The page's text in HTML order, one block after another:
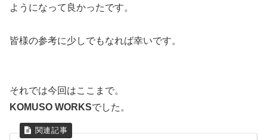
ようになって良かったです。
皆様の参考に少しでもなれば幸いです。
それでは今回はここまで。
KOMUSO WORKSでした。